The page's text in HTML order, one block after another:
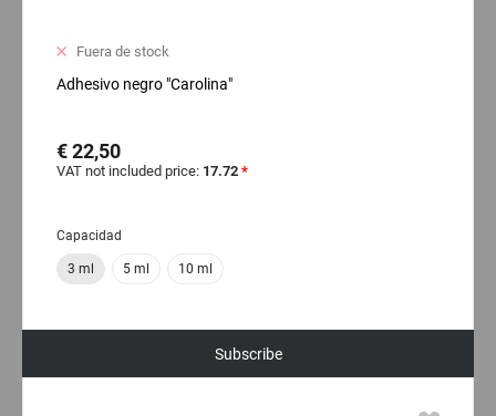
Fuera de stock
Adhesivo negro "Carolina"
€ 22,50
VAT not included price: 17.72 *
Capacidad
3 ml 5 ml 10 ml
Subscribe